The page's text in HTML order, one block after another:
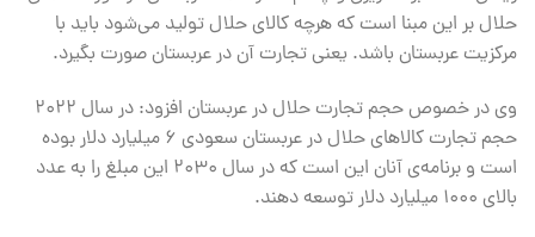
حلال بر این مبنا است که هرچه کالای حلال تولید می‌شود باید با
مرکزیت عربستان باشد. یعنی تجارت آن در عربستان صورت بگیرد.
وی در خصوص حجم تجارت حلال در عربستان افزود: در سال ۲۰۲۲
حجم تجارت کالاهای حلال در عربستان سعودی ۶ میلیارد دلار بوده
است و برنامه‌ی آنان این است که در سال ۲۰۳۰ این مبلغ را به عدد
بالای ۱۰۰۰ میلیارد دلار توسعه دهند.